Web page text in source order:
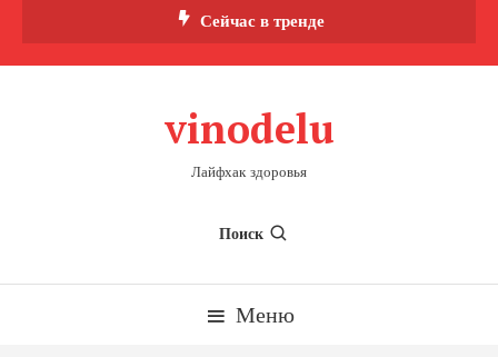
Сейчас в тренде
vinodelu
Лайфхак здоровья
Поиск
Меню